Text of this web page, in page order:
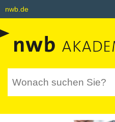
nwb.de
Datenbank
Akademie